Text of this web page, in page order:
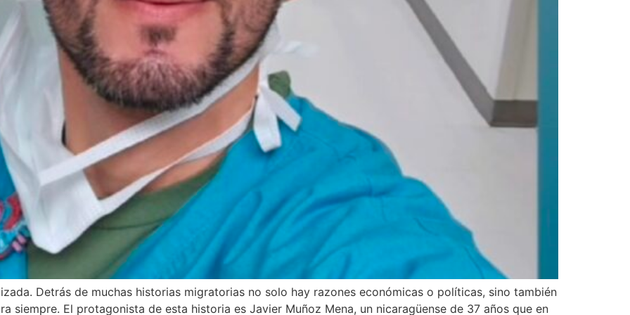
Detrás de muchas historias migratorias no solo hay razones económicas o políticas, sino también
siempre. El protagonista de esta historia es Javier Muñoz Mena, un nicaragüense de 37 años que en